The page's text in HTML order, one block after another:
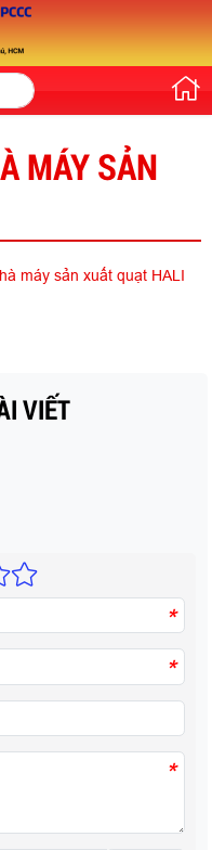
MÁY SẢN
máy sản xuất quạt HALI
VIẾT
*
*
*